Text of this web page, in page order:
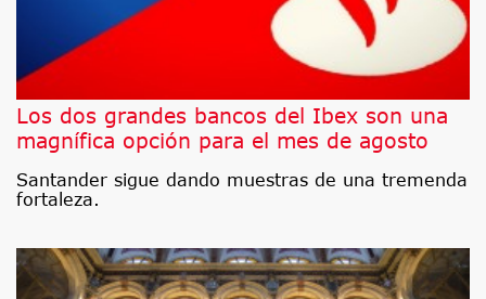
Los dos grandes bancos del Ibex son una
magnífica opción para el mes de agosto
Santander sigue dando muestras de una tremenda
fortaleza.